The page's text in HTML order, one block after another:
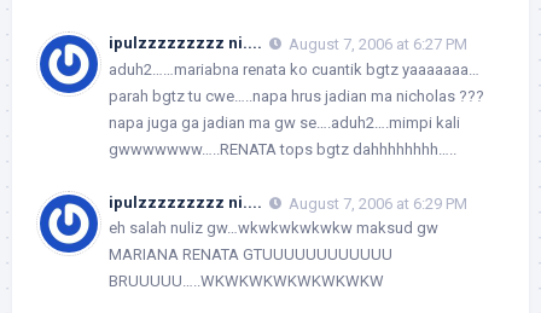
ipulzzzzzzzzz ni....
August 7, 2006 at 6:27 PM
aduh2……mariabna renata ko cuantik bgtz yaaaaaaa…
parah bgtz tu cwe…..napa hrus jadian ma nicholas ???
napa juga ga jadian ma gw se….aduh2….mimpi kali
gwwwwwww…..RENATA tops bgtz dahhhhhhhh…..
ipulzzzzzzzzz ni....
August 7, 2006 at 6:29 PM
eh salah nuliz gw…wkwkwkwkwkw maksud gw
MARIANA RENATA GTUUUUUUUUUUUU
BRUUUUU…..WKWKWKWKWKWKWKW